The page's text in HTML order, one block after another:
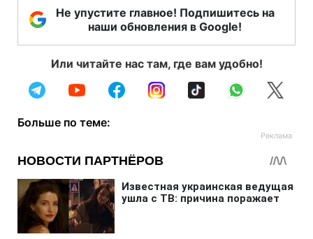
Не упустите главное! Подпишитесь на
наши обновления в Google!
Или читайте нас там, где вам удобно!
Больше по теме: